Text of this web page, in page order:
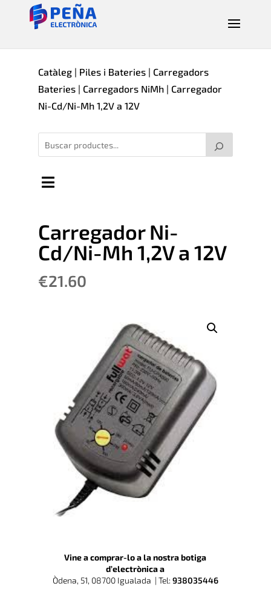
Catàleg| Piles i Bateries| Carregadors
Bateries| Carregadors NiMh| Carregador
Ni-Cd/Ni-Mh 1,2V a 12V
Carregador Ni-
Cd/Ni-Mh 1,2V a 12V
€21.60
Vine a comprar-lo a la nostra botiga
d’electrònica a
Òdena, 51, 08700 Igualada | Tel: 938035446